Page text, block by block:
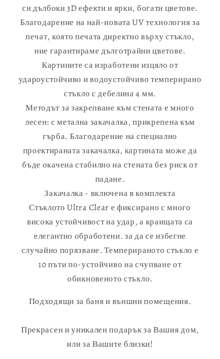
си дълбоки 3D ефекти и ярки, богати цветове.
Благодарение на най-новата UV технология за
печат, която печата директно върху стъкло,
ние гарантираме дълготрайни цветове.
Картините са изработени изцяло от
удароустойчиво и водоустойчиво темперирано
стъкло с дебелина 4 мм.
Методът за закрепване към стената е много
лесен: с метална закачалка, прикрепена към
гърба. Благодарение на специално
проектираната закачалка, картината може да
бъде окачена стабилно на стената без риск от
падане.
Закачалка - включена в комплекта
Стъклото Ultra Clear е фиксирано с много
висока устойчивост на удар, а краищата са
елегантно обработени. за да се избегне
случайно порязване. Темперираното стъкло е
10 пъти по-устойчиво на счупване от
обикновеното стъкло.
Подходящи за баня и външни помещения.
Прекрасен и уникален подарък за Вашия дом,
или за Вашите близки!